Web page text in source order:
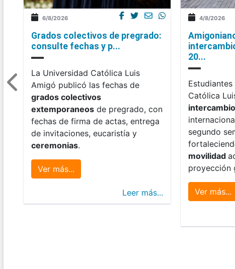
6/8/2026
Grados colectivos de pregrado:
consulte fechas y p...
La Universidad Católica Luis
Amigó publicó las fechas de
grados colectivos
extemporaneos de pregrado, con
fechas de firma de actas, entrega
de invitaciones, eucaristía y
ceremonias.
Ver más...
Leer más...
4/8/2026
20...
Católica
segundo
movilidad
proyección
Ver más...